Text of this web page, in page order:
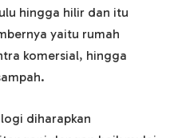
hingga hilir dan itu
yaitu rumah
komersial, hingga
diharapkan